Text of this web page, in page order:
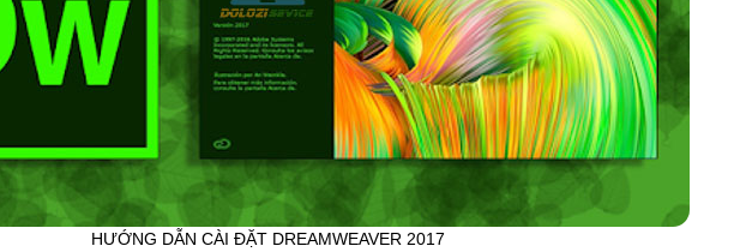
HƯỚNG DẪN CÀI ĐẶT DREAMWEAVER 2017